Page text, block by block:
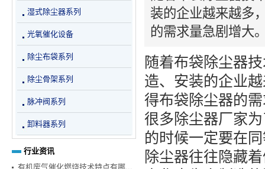
装的企业越来越多
的需求量急剧增大
随着布袋除尘器
造、安装的企业
得布袋除尘器的
很多除尘器厂家
的时候一定要在
除尘器往往隐藏
湿式除尘器系列
光氧催化设备
除尘布袋系列
除尘骨架系列
脉冲阀系列
卸料器系列
行业资讯
有机废气催化燃烧技术特点有哪...